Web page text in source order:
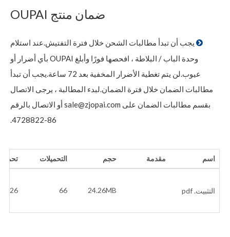
ضمان منتج OUPAI
 يجب أن تبدأ مطالبات الشحن خلال فترة التفتيش.عند استلام
وحدة الباب / البلاطة ، افحصها فورًا وأبلغ OUPAI بأي أضرار أو
عيوب.لن يتم تغطية الأضرار المخفية بعد 72 ساعة.يجب أن تبدأ
مطالبات الضمان خلال فترة الضمان.لبدء المطالبة ، يرجى الاتصال
بقسم مطالبات الضمان على sale@zjopai.com أو الاتصال بالرقم
86-4728822.
اسم مقدمة حجم التحميلات
التثبيت. pdf 24.26MB
66
26